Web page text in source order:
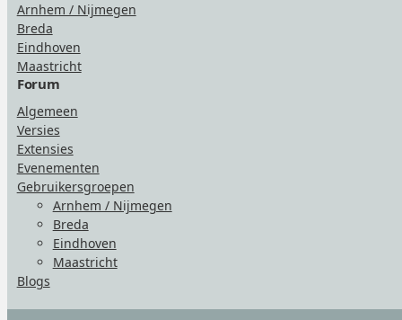
Arnhem / Nijmegen
Breda
Eindhoven
Maastricht
Forum
Algemeen
Versies
Extensies
Evenementen
Gebruikersgroepen
Arnhem / Nijmegen
Breda
Eindhoven
Maastricht
Blogs